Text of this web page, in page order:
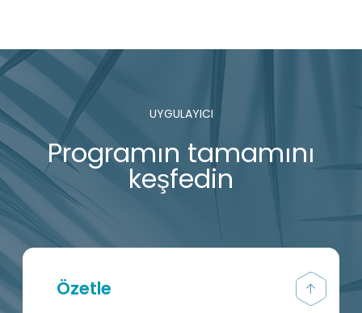
UYGULAYICI
Programın tamamını
keşfedin
Özetle